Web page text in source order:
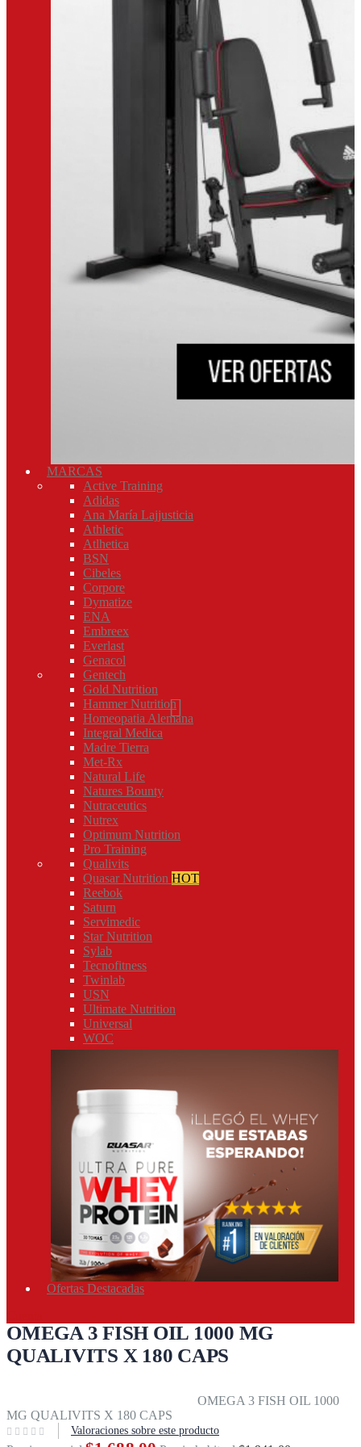
MARCAS
Active Training
Adidas
Ana María Lajjusticia
Athletic
Atlhetica
BSN
Cibeles
Corpore
Dymatize
ENA
Embreex
Everlast
Genacol
Gentech
Gold Nutrition
Hammer Nutrition
Homeopatia Alemana
Integral Medica
Madre Tierra
Met-Rx
Natural Life
Natures Bounty
Nutraceutics
Nutrex
Optimum Nutrition
Pro Training
Qualivits
Quasar Nutrition HOT
Reebok
Saturn
Servimedic
Star Nutrition
Sylab
Tecnofitness
Twinlab
USN
Ultimate Nutrition
Universal
WOC
Ofertas Destacadas
OMEGA 3 FISH OIL 1000 MG
QUALIVITS X 180 CAPS
OMEGA 3 FISH OIL 1000
MG QUALIVITS X 180 CAPS
Valoraciones sobre este producto